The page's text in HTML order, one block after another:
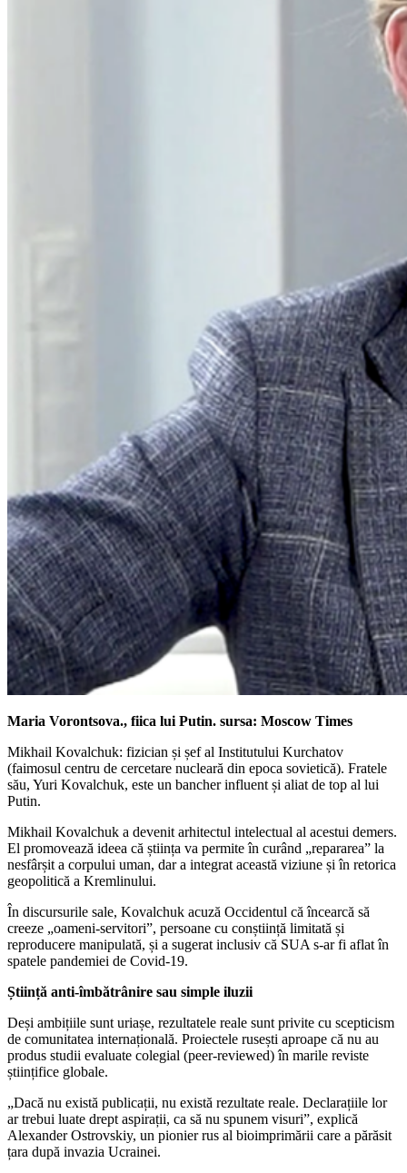
Maria Vorontsova., fiica lui Putin. sursa: Moscow Times
Mikhail Kovalchuk: fizician și șef al Institutului Kurchatov
(faimosul centru de cercetare nucleară din epoca sovietică). Fratele
său, Yuri Kovalchuk, este un bancher influent și aliat de top al lui
Putin.
Mikhail Kovalchuk a devenit arhitectul intelectual al acestui demers.
El promovează ideea că știința va permite în curând „repararea” la
nesfârșit a corpului uman, dar a integrat această viziune și în retorica
geopolitică a Kremlinului.
În discursurile sale, Kovalchuk acuză Occidentul că încearcă să
creeze „oameni-servitori”, persoane cu conștiință limitată și
reproducere manipulată, și a sugerat inclusiv că SUA s-ar fi aflat în
spatele pandemiei de Covid-19.
Știință anti-îmbătrânire sau simple iluzii
Deși ambițiile sunt uriașe, rezultatele reale sunt privite cu scepticism
de comunitatea internațională. Proiectele rusești aproape că nu au
produs studii evaluate colegial (peer-reviewed) în marile reviste
științifice globale.
„Dacă nu există publicații, nu există rezultate reale. Declarațiile lor
ar trebui luate drept aspirații, ca să nu spunem visuri”, explică
Alexander Ostrovskiy, un pionier rus al bioimprimării care a părăsit
țara după invazia Ucrainei.